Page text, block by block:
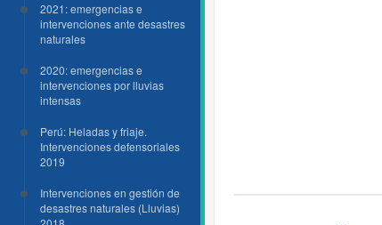
2021: emergencias e
intervenciones ante desastres
naturales
2020: emergencias e
intervenciones por lluvias
intensas
Perú: Heladas y friaje.
Intervenciones defensoriales
2019
Intervenciones en gestión de
desastres naturales (Lluvias)